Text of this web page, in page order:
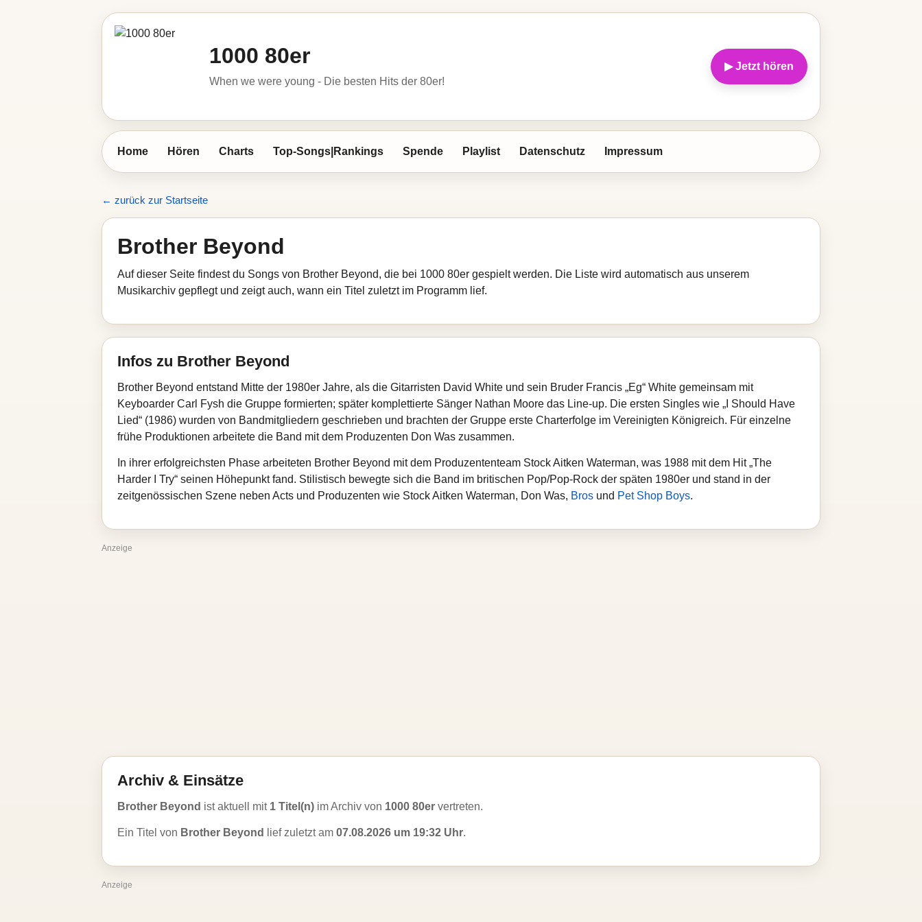
1000 80er
When we were young - Die besten Hits der 80er!
▶ Jetzt hören
Home Hören Charts Top-Songs|Rankings Spende Playlist Datenschutz Impressum
← zurück zur Startseite
Brother Beyond
Auf dieser Seite findest du Songs von Brother Beyond, die bei 1000 80er gespielt werden. Die Liste wird automatisch aus unserem
Musikarchiv gepflegt und zeigt auch, wann ein Titel zuletzt im Programm lief.
Infos zu Brother Beyond
Brother Beyond entstand Mitte der 1980er Jahre, als die Gitarristen David White und sein Bruder Francis „Eg“ White gemeinsam mit
Keyboarder Carl Fysh die Gruppe formierten; später komplettierte Sänger Nathan Moore das Line-up. Die ersten Singles wie „I Should Have
Lied“ (1986) wurden von Bandmitgliedern geschrieben und brachten der Gruppe erste Charterfolge im Vereinigten Königreich. Für einzelne
frühe Produktionen arbeitete die Band mit dem Produzenten Don Was zusammen.
In ihrer erfolgreichsten Phase arbeiteten Brother Beyond mit dem Produzententeam Stock Aitken Waterman, was 1988 mit dem Hit „The
Harder I Try“ seinen Höhepunkt fand. Stilistisch bewegte sich die Band im britischen Pop/Pop-Rock der späten 1980er und stand in der
zeitgenössischen Szene neben Acts und Produzenten wie Stock Aitken Waterman, Don Was, Bros und Pet Shop Boys.
Anzeige
Archiv & Einsätze
Brother Beyond ist aktuell mit 1 Titel(n) im Archiv von 1000 80er vertreten.
Ein Titel von Brother Beyond lief zuletzt am 07.08.2026 um 19:32 Uhr.
Anzeige